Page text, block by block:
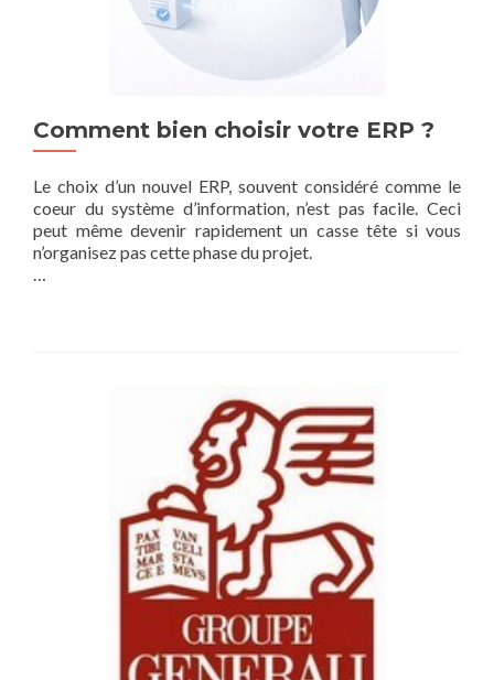
Comment bien choisir votre ERP ?
Le choix d’un nouvel ERP, souvent considéré comme le
coeur du système d’information, n’est pas facile. Ceci
peut même devenir rapidement un casse tête si vous
n’organisez pas cette phase du projet.
…